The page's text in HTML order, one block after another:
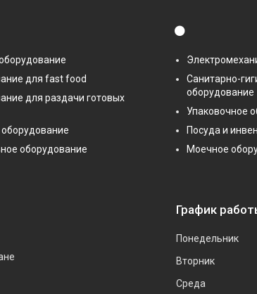
для fast food
для раздачи готовых
оборудование
⚫
Санитарно-
оборудование
Упаковочное
Посуда и
Моечное
График
Понедельник
Вторник
Среда